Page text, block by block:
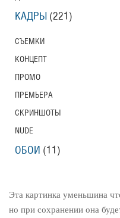
Эта картинка уменьшина
но при сохранении она
КАДРЫ (221)
СЪЕМКИ
КОНЦЕПТ
ПРОМО
ПРЕМЬЕРА
СКРИНШОТЫ
NUDE
ОБОИ (11)